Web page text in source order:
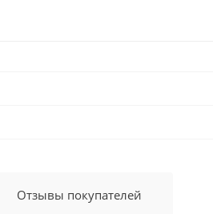
Отзывы покупателей